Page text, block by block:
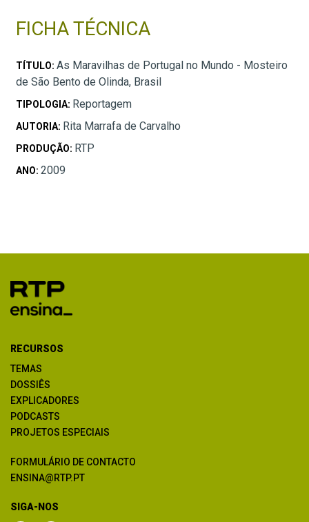
FICHA TÉCNICA
TÍTULO: As Maravilhas de Portugal no Mundo - Mosteiro
de São Bento de Olinda, Brasil
TIPOLOGIA: Reportagem
AUTORIA: Rita Marrafa de Carvalho
PRODUÇÃO: RTP
ANO: 2009
RECURSOS
TEMAS
DOSSIÊS
EXPLICADORES
PODCASTS
PROJETOS ESPECIAIS
FORMULÁRIO DE CONTACTO
ENSINA@RTP.PT
SIGA-NOS